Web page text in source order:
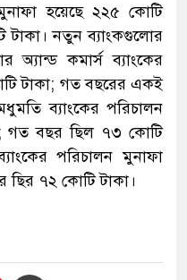
মুনাফা হয়েছে ২২৫ কোটি
টাকা। নতুন ব্যাংকগুলোর
অ্যান্ড কমার্স ব্যাংকের
টাকা; গত বছরের একই
ব্যাংকের পরিচালন
গত বছর ছিল ৭৩ কোটি
পরিচালন মুনাফা
ছির ৭২ কোটি টাকা।